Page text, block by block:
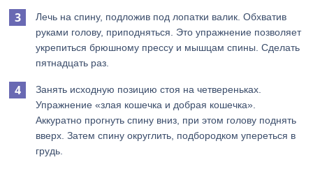
Лечь на спину, подложив под лопатки валик. Обхватив
руками голову, приподняться. Это упражнение позволяет
укрепиться брюшному прессу и мышцам спины. Сделать
пятнадцать раз.
Занять исходную позицию стоя на четвереньках.
Упражнение «злая кошечка и добрая кошечка».
Аккуратно прогнуть спину вниз, при этом голову поднять
вверх. Затем спину округлить, подбородком упереться в
грудь.